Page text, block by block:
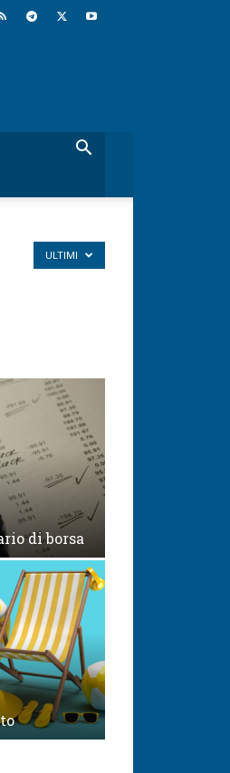
ULTIMI
di borsa